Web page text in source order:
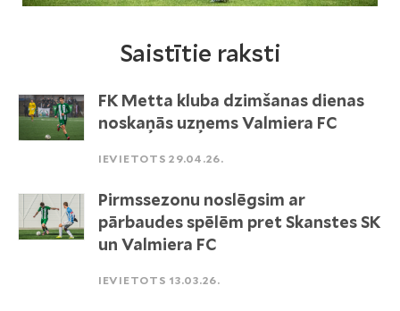
Saistītie raksti
FK Metta kluba dzimšanas dienas
noskaņās uzņems Valmiera FC
IEVIETOTS 29.04.26.
Pirmssezonu noslēgsim ar
pārbaudes spēlēm pret Skanstes SK
un Valmiera FC
IEVIETOTS 13.03.26.